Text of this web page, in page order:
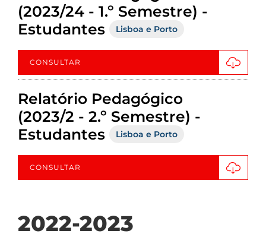
(2023/24 - 1.º Semestre) -
Estudantes
Lisboa e Porto
CONSULTAR
Relatório Pedagógico
(2023/2 - 2.º Semestre) -
Estudantes
Lisboa e Porto
CONSULTAR
2022-2023